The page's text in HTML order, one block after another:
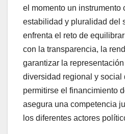
el momento un instrumento
estabilidad y pluralidad del
enfrenta el reto de
con la transparencia, la
garantizar la
diversidad regional y social
permitirse el financimiento
asegura una competencia
los diferentes actores